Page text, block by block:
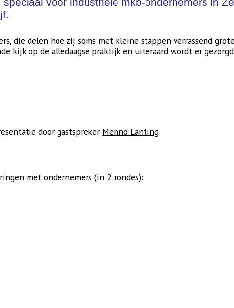
voor industriële mkb-ondernemers in
die delen hoe zij soms met kleine stappen verrassend
kijk op de alledaagse praktijk en uiteraard wordt er
door gastspreker Menno Lanting
met ondernemers (in 2 rondes):